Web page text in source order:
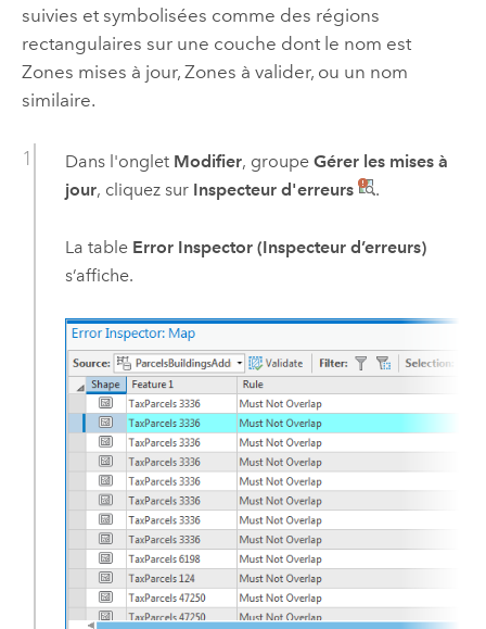
suivies et symbolisées comme des régions
rectangulaires sur une couche dont le nom est
Zones mises à jour, Zones à valider, ou un nom
similaire.
Dans l'onglet Modifier, groupe Gérer les mises à
jour, cliquez sur Inspecteur d'erreurs .
La table Error Inspector (Inspecteur d’erreurs)
s’affiche.